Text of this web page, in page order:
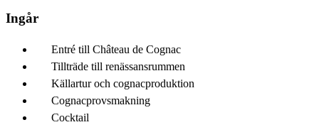
Ingår
Entré till Château de Cognac
Tillträde till renässansrummen
Källartur och cognacproduktion
Cognacprovsmakning
Cocktail